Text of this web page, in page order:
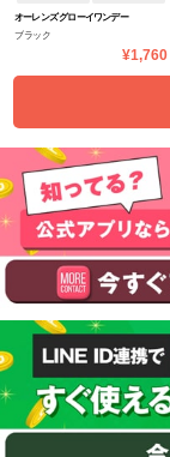
オーレンズ グローイワンデー
ブラック
¥1,760